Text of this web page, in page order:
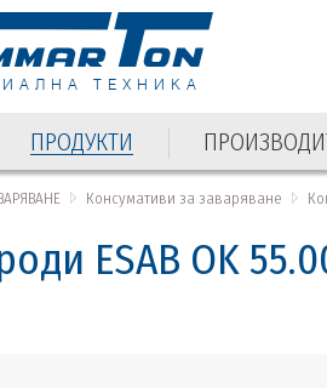
ТЕХНИКА
ПРОДУКТИ
ПРОДУКТИ
Консумативи за заваряване
ESAB OK